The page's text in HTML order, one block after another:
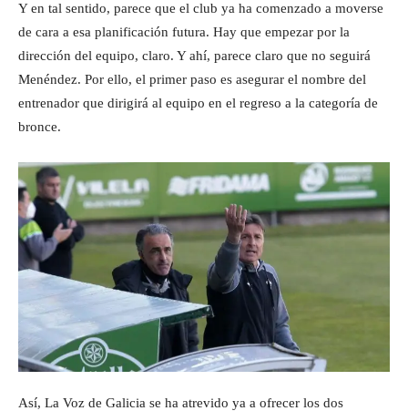
Y en tal sentido, parece que el club ya ha comenzado a moverse
de cara a esa planificación futura. Hay que empezar por la
dirección del equipo, claro. Y ahí, parece claro que no seguirá
Menéndez. Por ello, el primer paso es asegurar el nombre del
entrenador que dirigirá al equipo en el regreso a la categoría de
bronce.
Así, La Voz de Galicia se ha atrevido ya a ofrecer los dos